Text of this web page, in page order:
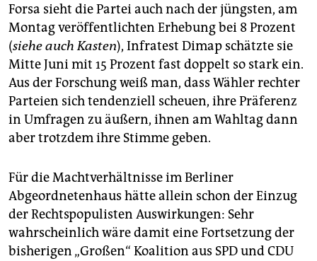
Forsa sieht die Partei auch nach der jüngsten, am
Montag veröffentlichten Erhebung bei 8 Prozent
(siehe auch Kasten), Infratest Dimap schätzte sie
Mitte Juni mit 15 Prozent fast doppelt so stark ein.
Aus der Forschung weiß man, dass Wähler rechter
Parteien sich tendenziell scheuen, ihre Präferenz
in Umfragen zu äußern, ihnen am Wahltag dann
aber trotzdem ihre Stimme geben.
Für die Machtverhältnisse im Berliner
Abgeordnetenhaus hätte allein schon der Einzug
der Rechtspopulisten Auswirkungen: Sehr
wahrscheinlich wäre damit eine Fortsetzung der
bisherigen „Großen“ Koalition aus SPD und CDU